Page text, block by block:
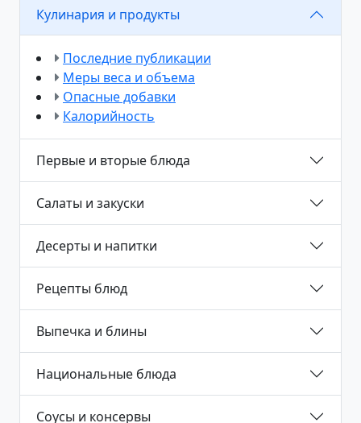
Кулинария и продукты
Последние публикации
Меры веса и объема
Опасные добавки
Калорийность
Первые и вторые блюда
Салаты и закуски
Десерты и напитки
Рецепты блюд
Выпечка и блины
Национальные блюда
Соусы и консервы